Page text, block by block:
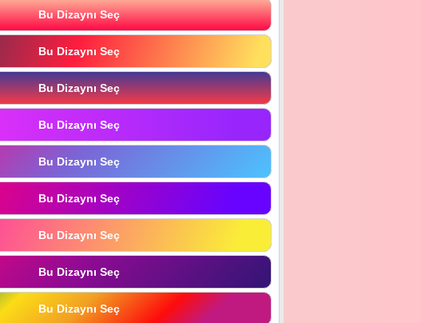
Bu Dizaynı Seç
Bu Dizaynı Seç
Bu Dizaynı Seç
Bu Dizaynı Seç
Bu Dizaynı Seç
Bu Dizaynı Seç
Bu Dizaynı Seç
Bu Dizaynı Seç
Bu Dizaynı Seç